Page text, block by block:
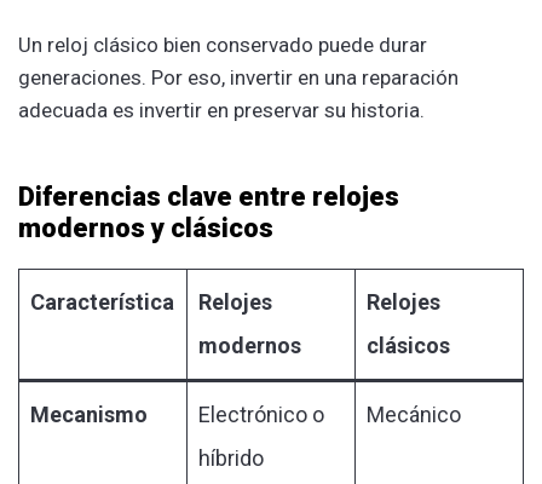
Un reloj clásico bien conservado puede durar
generaciones. Por eso, invertir en una reparación
adecuada es invertir en preservar su historia.
Diferencias clave entre relojes
modernos y clásicos
Característica
Relojes
modernos
Relojes
clásicos
Mecanismo
Electrónico o
híbrido
Mecánico